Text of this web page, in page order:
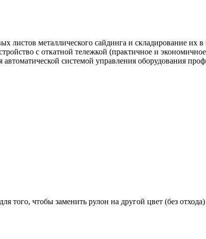
листов металлического сайдинга и складирование
с откатной тележкой (практичное и
системой управления оборудования
того, чтобы заменить рулон на другой цвет (без отхода)